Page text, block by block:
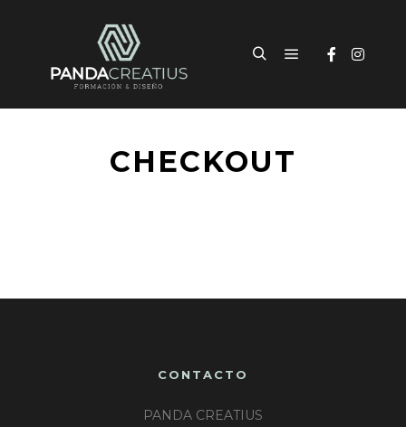
CHECKOUT
CONTACTO
PANDA CREATIUS